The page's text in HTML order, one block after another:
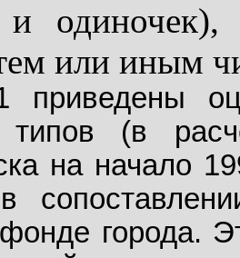
или иным
типов (в
на начало
города.